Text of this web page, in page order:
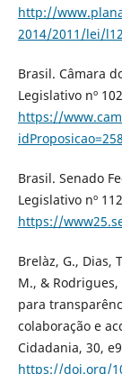
http://
2014/2011/lei/
Brasil. Câmara
Legislativo nº
https://
Brasil. Senado
Legislativo nº
https://
Brelàz, G., Dias,
M., & Rodrigues,
para
colaboração e
Cidadania, 30,
https://doi.org/